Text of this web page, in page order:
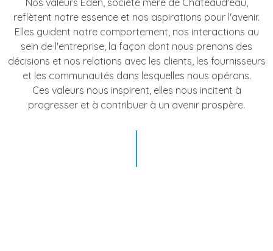
Nos valeurs Eden, société mère de Chateaud'eau,
reflètent notre essence et nos aspirations pour l'avenir.
Elles guident notre comportement, nos interactions au
sein de l'entreprise, la façon dont nous prenons des
décisions et nos relations avec les clients, les fournisseurs
et les communautés dans lesquelles nous opérons.
Ces valeurs nous inspirent, elles nous incitent à
progresser et à contribuer à un avenir prospère.